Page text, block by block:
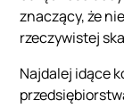
znaczący, że
rzeczywistej
Najdalej idące